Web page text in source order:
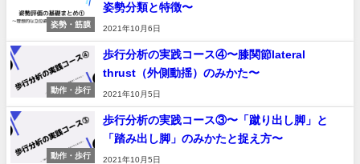
姿勢・筋膜
姿勢分類と特徴〜
2021年10月6日
動作・歩行
歩行分析の実践コース④〜膝関節lateral
thrust（外側動揺）のみかた〜
2021年10月5日
動作・歩行
歩行分析の実践コース③〜「蹴り出し脚」と
「踏み出し脚」のみかたと捉え方〜
2021年10月5日